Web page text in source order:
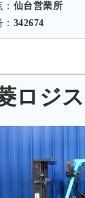
仙台営業所
342674
ロジ